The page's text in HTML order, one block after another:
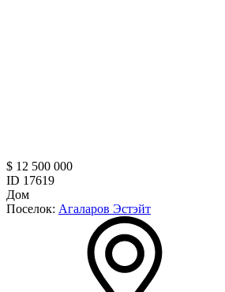
$ 12 500 000
ID 17619
Дом
Поселок: Агаларов Эстэйт